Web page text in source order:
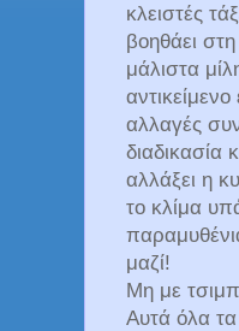
κλειστές
βοηθάει
μάλιστα
αλλαγές
διαδικασία
αλλάξει η
το κλίμα
μαζί!
Μη με
Αυτά όλα τα